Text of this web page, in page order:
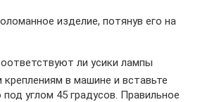
изделие, потянув его на
ли усики лампы
креплениям в машине и вставьте
углом 45 градусов. Правильное